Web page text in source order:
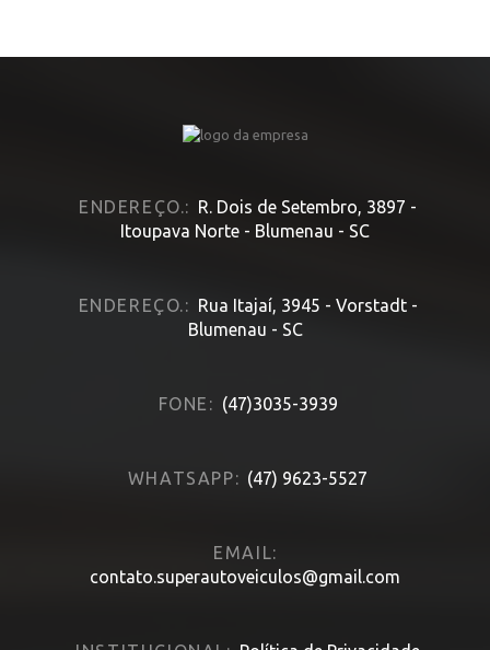
ENDEREÇO.: R. Dois de Setembro, 3897 -
Itoupava Norte - Blumenau - SC
ENDEREÇO.: Rua Itajaí, 3945 - Vorstadt -
Blumenau - SC
FONE: (47)3035-3939
WHATSAPP: (47) 9623-5527
EMAIL:
contato.superautoveiculos@gmail.com